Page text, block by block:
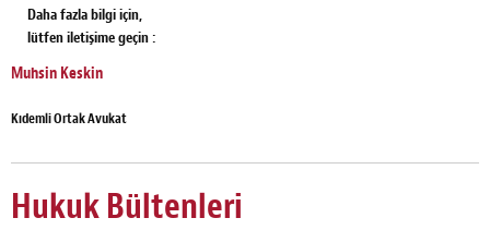
Daha fazla bilgi için,
lütfen iletişime geçin :
Muhsin Keskin
Kıdemli Ortak Avukat
Hukuk Bültenleri